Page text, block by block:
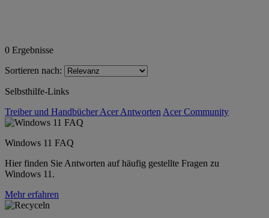
0 Ergebnisse
Sortieren nach:
Selbsthilfe-Links
Treiber und HandbücherAcer Antworten Acer Community
Windows 11 FAQ
Hier finden Sie Antworten auf häufig gestellte Fragen zu
Windows 11.
Mehr erfahren